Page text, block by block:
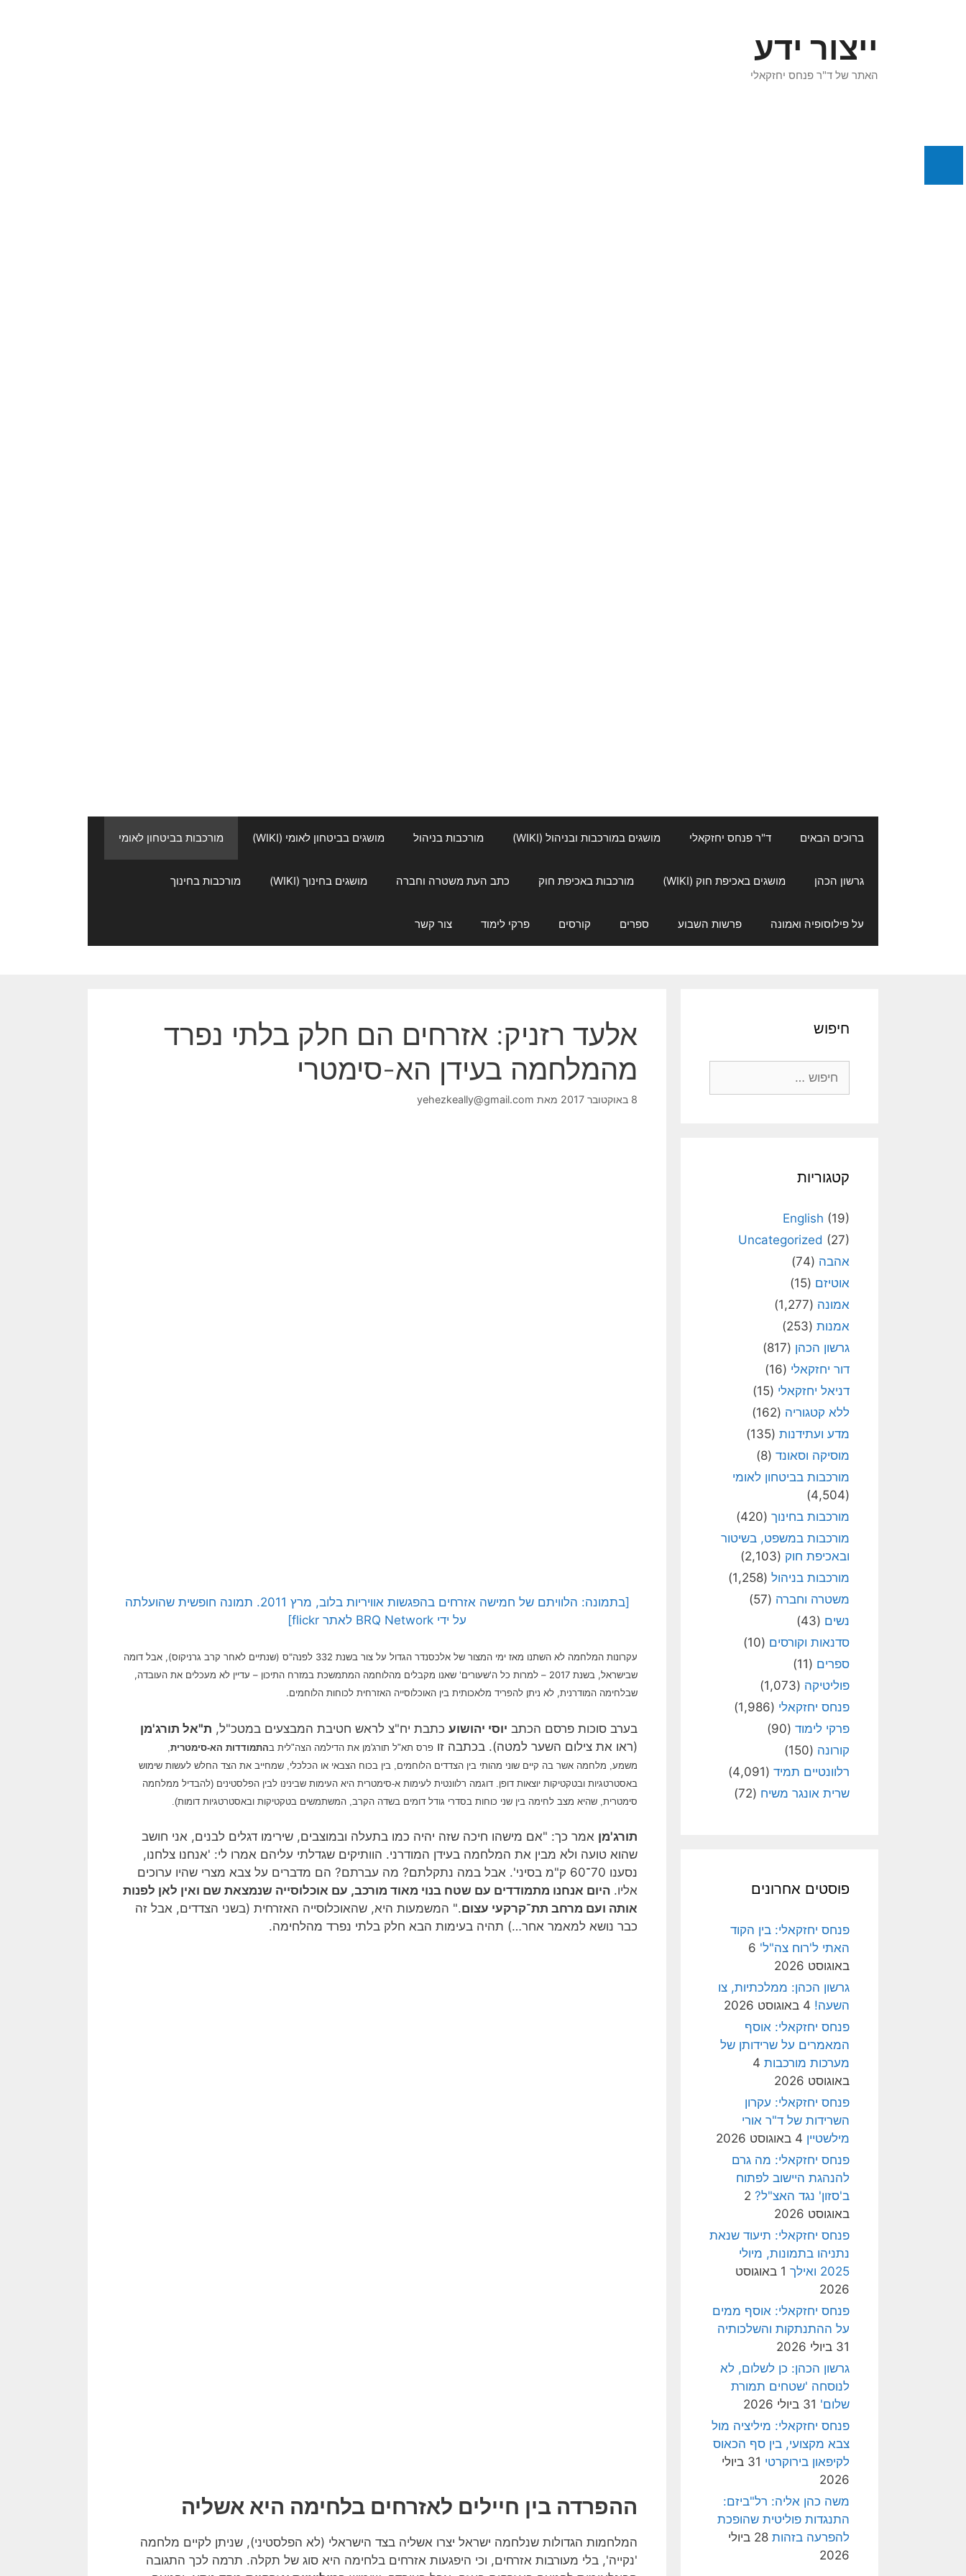
ייצור ידע
האתר של ד"ר פנחס יחזקאלי
ברוכים הבאים ד"ר פנחס יחזקאלי מושגים במורכבות ובניהול (WIKI) מורכבות בניהול מושגים בביטחון לאומי (WIKI) מורכבות בביטחון לאומי
גרשון הכהן מושגים באכיפת חוק (WIKI) מורכבות באכיפת חוק כתב העת משטרה וחברה מושגים בחינוך (WIKI) מורכבות בחינוך
על פילוסופיה ואמונה פרשות השבוע ספרים קורסים פרקי לימוד צור קשר
אלעד רזניק: אזרחים הם חלק בלתי נפרד
מהמלחמה בעידן הא-סימטרי
8 באוקטובר 2017 מאת yehezkeally@gmail.com
[בתמונה: הלוויתם של חמישה אזרחים בהפגשות אוויריות בלוב, מרץ 2011. תמונה חופשית שהועלתה
על ידי BRQ Network לאתר flickr]
עקרונות המלחמה לא השתנו מאז ימי המצור של אלכסנדר הגדול על צור בשנת 332 לפנה"ס (שנתיים לאחר קרב גרניקוס), אבל דומה
שבישראל, בשנת 2017 – למרות כל ה'שעורים' שאנו מקבלים מהלוחמה המתמשכת במזרח התיכון – עדיין לא מעכלים את העובדה,
שבלחימה המודרנית, לא ניתן להפריד מלאכותית בין האוכלוסייה האזרחית לכוחות הלוחמים.
בערב סוכות פרסם הכתב יוסי יהושוע כתבת יח"צ לראש חטיבת המבצעים במטכ"ל, ת"אל תורג'מן
(ראו את צילום השער למטה). בכתבה זו פרס תא"ל תורג'מן את הדילמה הצה"לית בהתמודדות הא-סימטרית
משמע, מלחמה אשר בה קיים שוני מהותי בין הצדדים הלוחמים, בין בכוח הצבאי או הכלכלי, שמחייב את הצד החלש לעשות שימוש
באסטרטגיות ובטקטיקות יוצאות דופן. דוגמה רלוונטית לעימות א-סימטרית היא העימות שבינינו לבין הפלסטינים (להבדיל ממלחמה
סימטרית, שהיא מצב לחימה בין שני כוחות בסדרי גודל דומים בשדה הקרב, המשתמשים בטקטיקות ובאסטרטגיות דומות).
תורג'מן אמר כך: "אם מישהו חיכה שזה יהיה כמו בתעלה ובמוצבים, שירימו דגלים לבנים, אני חושב
שהוא טועה ולא מבין את המלחמה בעידן המודרני. הוותיקים שגדלתי עליהם אמרו לי: 'אנחנו צלחנו,
נסענו 70־60 ק"מ בסיני'. אבל במה נתקלתם? מה עברתם? הם מדברים על צבא מצרי שהיו ערוכים
אליו. היום אנחנו מתמודדים עם שטח בנוי מאוד מורכב, עם אוכלוסייה שנמצאת שם ואין לאן לפנות
אותה ועם מרחב תת־קרקעי עצום." המשמעות היא, שהאוכלוסייה האזרחית (בשני הצדדים, אבל זה
כבר נושא למאמר אחר…) תהיה בעימות הבא חלק בלתי נפרד מהלחימה.
ההפרדה בין חיילים לאזרחים בלחימה היא אשליה
המלחמות הגדולות שנלחמה ישראל יצרו אשליה בצד הישראלי (לא הפלסטיני), שניתן לקיים מלחמה
'נקייה', בלי מעורבות אזרחים, וכי היפגעות אזרחים בלחימה היא סוג של תקלה. תרמה לכך התגובה
חיפוש
קטגוריות
English (19)
Uncategorized (27)
אהבה (74)
אוטיזם (15)
אמונה (1,277)
אמנות (253)
גרשון הכהן (817)
דור יחזקאלי (16)
דניאל יחזקאלי (15)
ללא קטגוריה (162)
מדע ועתידנות (135)
מוסיקה וסאונד (8)
מורכבות בביטחון לאומי
(4,504)
מורכבות בחינוך (420)
מורכבות במשפט, בשיטור
ובאכיפת חוק (2,103)
מורכבות בניהול (1,258)
משטרה וחברה (57)
נשים (43)
סדנאות וקורסים (10)
ספרים (11)
פוליטיקה (1,073)
פנחס יחזקאלי (1,986)
פרקי לימוד (90)
קורונה (150)
רלוונטיים תמיד (4,091)
שרית אונגר משיח (72)
פוסטים אחרונים
פנחס יחזקאלי: בין הקוד
האתי ל'רוח צה"ל' 6
באוגוסט 2026
גרשון הכהן: ממלכתיות, צו
השעה! 4 באוגוסט 2026
פנחס יחזקאלי: אוסף
המאמרים על שרידותן של
מערכות מורכבות 4
באוגוסט 2026
פנחס יחזקאלי: עקרון
השרידות של ד"ר אורי
מילשטיין 4 באוגוסט 2026
פנחס יחזקאלי: מה גרם
להנהגת היישוב לפתוח
ב'סזון' נגד האצ"ל? 2
באוגוסט 2026
פנחס יחזקאלי: תיעוד שנאת
נתניהו בתמונות, מיולי
2025 ואילך
1 באוגוסט
2026
פנחס יחזקאלי: אוסף ממים
על ההתנתקות והשלכותיה
31 ביולי 2026
גרשון הכהן: כן לשלום, לא
לנוסחה 'שטחים תמורת
שלום' 31 ביולי 2026
פנחס יחזקאלי: מיליציה מול
צבא מקצועי, בין סף הכאוס
לקיפאון בירוקרטי
31 ביולי
2026
משה כהן אליה: רל"ביזם:
התנגדות פוליטית שהופכת
להפרעה בזהות
28 ביולי
2026